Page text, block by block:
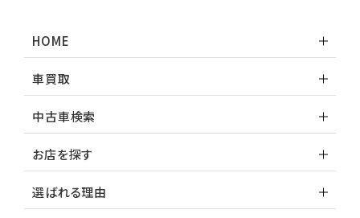
HOME
車買取
中古車検索
お店を探す
選ばれる理由